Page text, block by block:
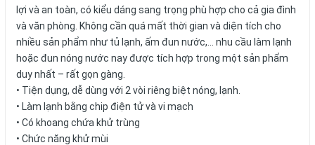
lợi và an toàn, có kiểu dáng sang trọng phù hợp cho cả gia đình
và văn phòng. Không cần quá mất thời gian và diện tích cho
nhiều sản phẩm như tủ lạnh, ấm đun nước,… nhu cầu làm lạnh
hoặc đun nóng nước nay được tích hợp trong một sản phẩm
duy nhất – rất gọn gàng.
• Tiện dụng, dễ dùng với 2 vòi riêng biệt nóng, lạnh.
• Làm lạnh bằng chip điện tử và vi mạch
• Có khoang chứa khử trùng
• Chức năng khử mùi